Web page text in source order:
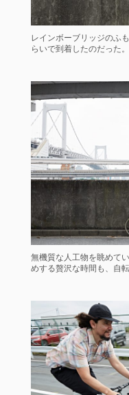
レインボーブリッジのふ
らいで到着したのだった。
無機質な人工物を眺めて
めする贅沢な時間も、自